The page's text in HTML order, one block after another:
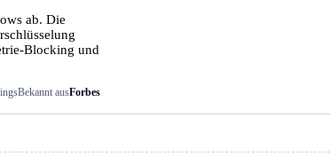
ab. Die
Blocking und
Bekannt ausForbes